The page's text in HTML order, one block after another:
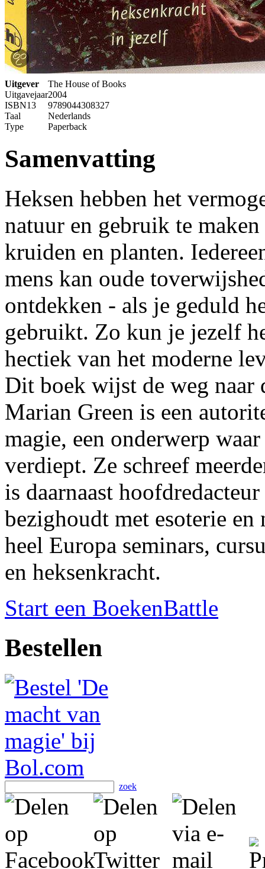
Uitgever
The House of Books
Uitgavejaar2004
ISBN13
9789044308327
Taal
Nederlands
Type
Paperback
Samenvatting
Heksen hebben het
natuur en gebruik te
kruiden en planten.
mens kan oude
ontdekken - als je geduld
gebruikt. Zo kun je jezelf
hectiek van het moderne
Dit boek wijst de weg naar
Marian Green is een
magie, een onderwerp
verdiept. Ze schreef
is daarnaast
bezighoudt met esoterie
heel Europa seminars,
en heksenkracht.
Start een BoekenBattle
Bestellen
zoek